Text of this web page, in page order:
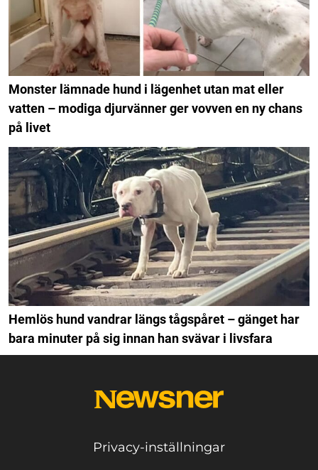
Monster lämnade hund i lägenhet utan mat eller
vatten – modiga djurvänner ger vovven en ny chans
på livet
Hemlös hund vandrar längs tågspåret – gänget har
bara minuter på sig innan han svävar i livsfara
Privacy-inställningar